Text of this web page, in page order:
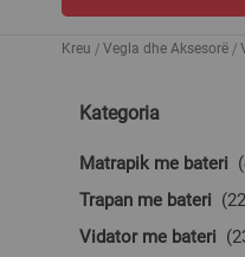
Kreu Vegla dhe Aksesorë
Kategoria
Matrapik me bateri
Trapan me bateri
22
Vidator me bateri